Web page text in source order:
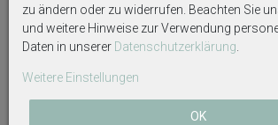
zu ändern oder zu widerrufen. Beachten Sie
und weitere Hinweise zur Verwendung
Daten in unserer Daten­schutz­erklärung.
Weitere Einstellungen
OK